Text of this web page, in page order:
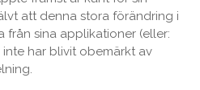
att denna stora förändring i
från sina applikationer (eller:
har blivit obemärkt av